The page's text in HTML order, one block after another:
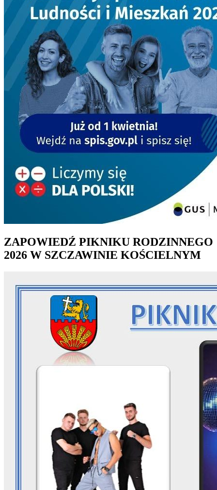
ZAPOWIEDŹ PIKNIKU RODZINNEGO
2026 W SZCZAWINIE KOŚCIELNYM